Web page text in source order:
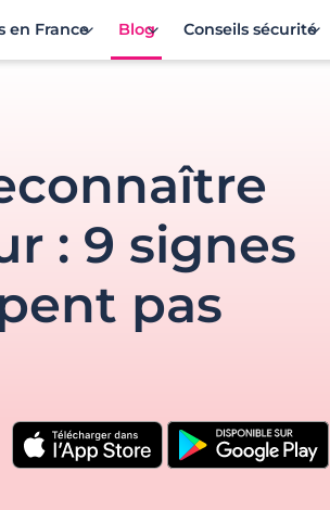
en France Blog Conseils sécurité
: 9 signes
pas